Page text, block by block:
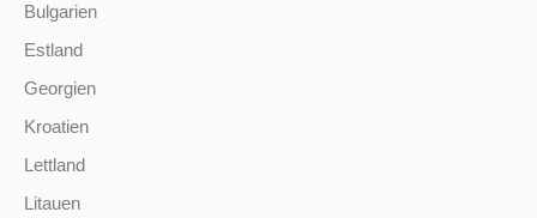
Bulgarien
Estland
Georgien
Kroatien
Lettland
Litauen